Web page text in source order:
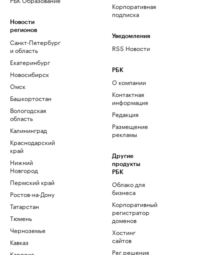
Новости
регионов
Санкт-Петербург
и область
Екатеринбург
Новосибирск
Омск
Башкортостан
Вологодская
область
Калининград
Краснодарский
край
Нижний
Новгород
Пермский край
Ростов-на-Дону
Татарстан
Тюмень
Черноземье
Кавказ
Корпоративная
подписка
Уведомления
RSS Новости
РБК
О компании
Контактная
информация
Редакция
Размещение
рекламы
Другие
продукты
РБК
Облако для
бизнеса
Корпоративный
регистратор
доменов
Хостинг
сайтов
Рег.решения